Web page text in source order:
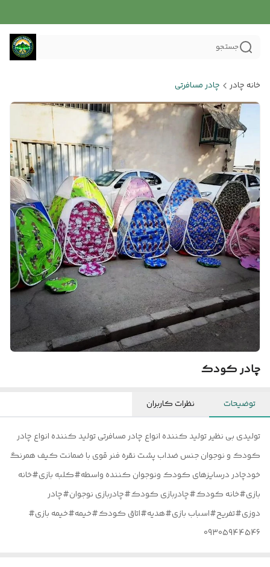
جستجو
خانه چادر چادر مسافرتی
چادر کودک
توضیحات نظرات کاربران
تولیدی بی نظیر تولید کننده انواع چادر مسافرتی تولید کننده انواع چادر
کودک و نوجوان جنس ضداب پشت نقره فنر قوی با ضمانت کیف همرنگ
خودچادر درسایزهای کودک ونوجوان کننده واسطه#کلبه بازی#خانه
بازی#خانه کودک#چادربازی کودک#چادربازی نوجوان#چادر
دوزی#تفریح#اسباب بازی#هدیه#اتاق کودک#خیمه#خیمه بازی#
09305944546